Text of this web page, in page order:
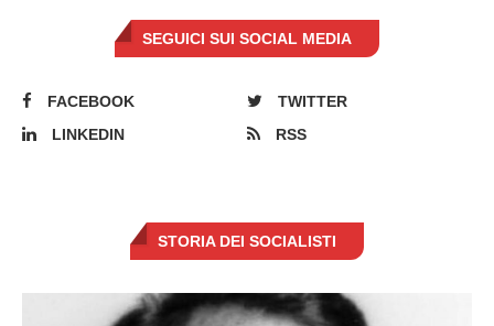
SEGUICI SUI SOCIAL MEDIA
FACEBOOK
TWITTER
LINKEDIN
RSS
STORIA DEI SOCIALISTI